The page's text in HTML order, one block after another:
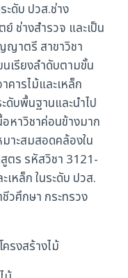
ะดับ ปวส.ช่าง
ช่างสำรวจ และเป็น
ญาตรี สาขาวิชา
นเรียงลำดับตามขั้น
ารไม้และเหล็ก
ะดับพื้นฐานและนำไป
อหาวิชาค่อนข้างมาก
าะสมสอดคล้องใน
ตร รหัสวิชา 3121-
หล็ก ในระดับ ปวส.
วศึกษา กระทรวง
รงสร้างไม้